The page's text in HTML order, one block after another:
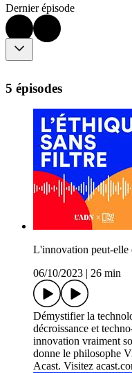
Dernier épisode
5 épisodes
L'innovation peut-elle
06/10/2023
26 min
Démystifier la
décroissance et
innovation vraiment
donne le philosophe
Acast. Visitez